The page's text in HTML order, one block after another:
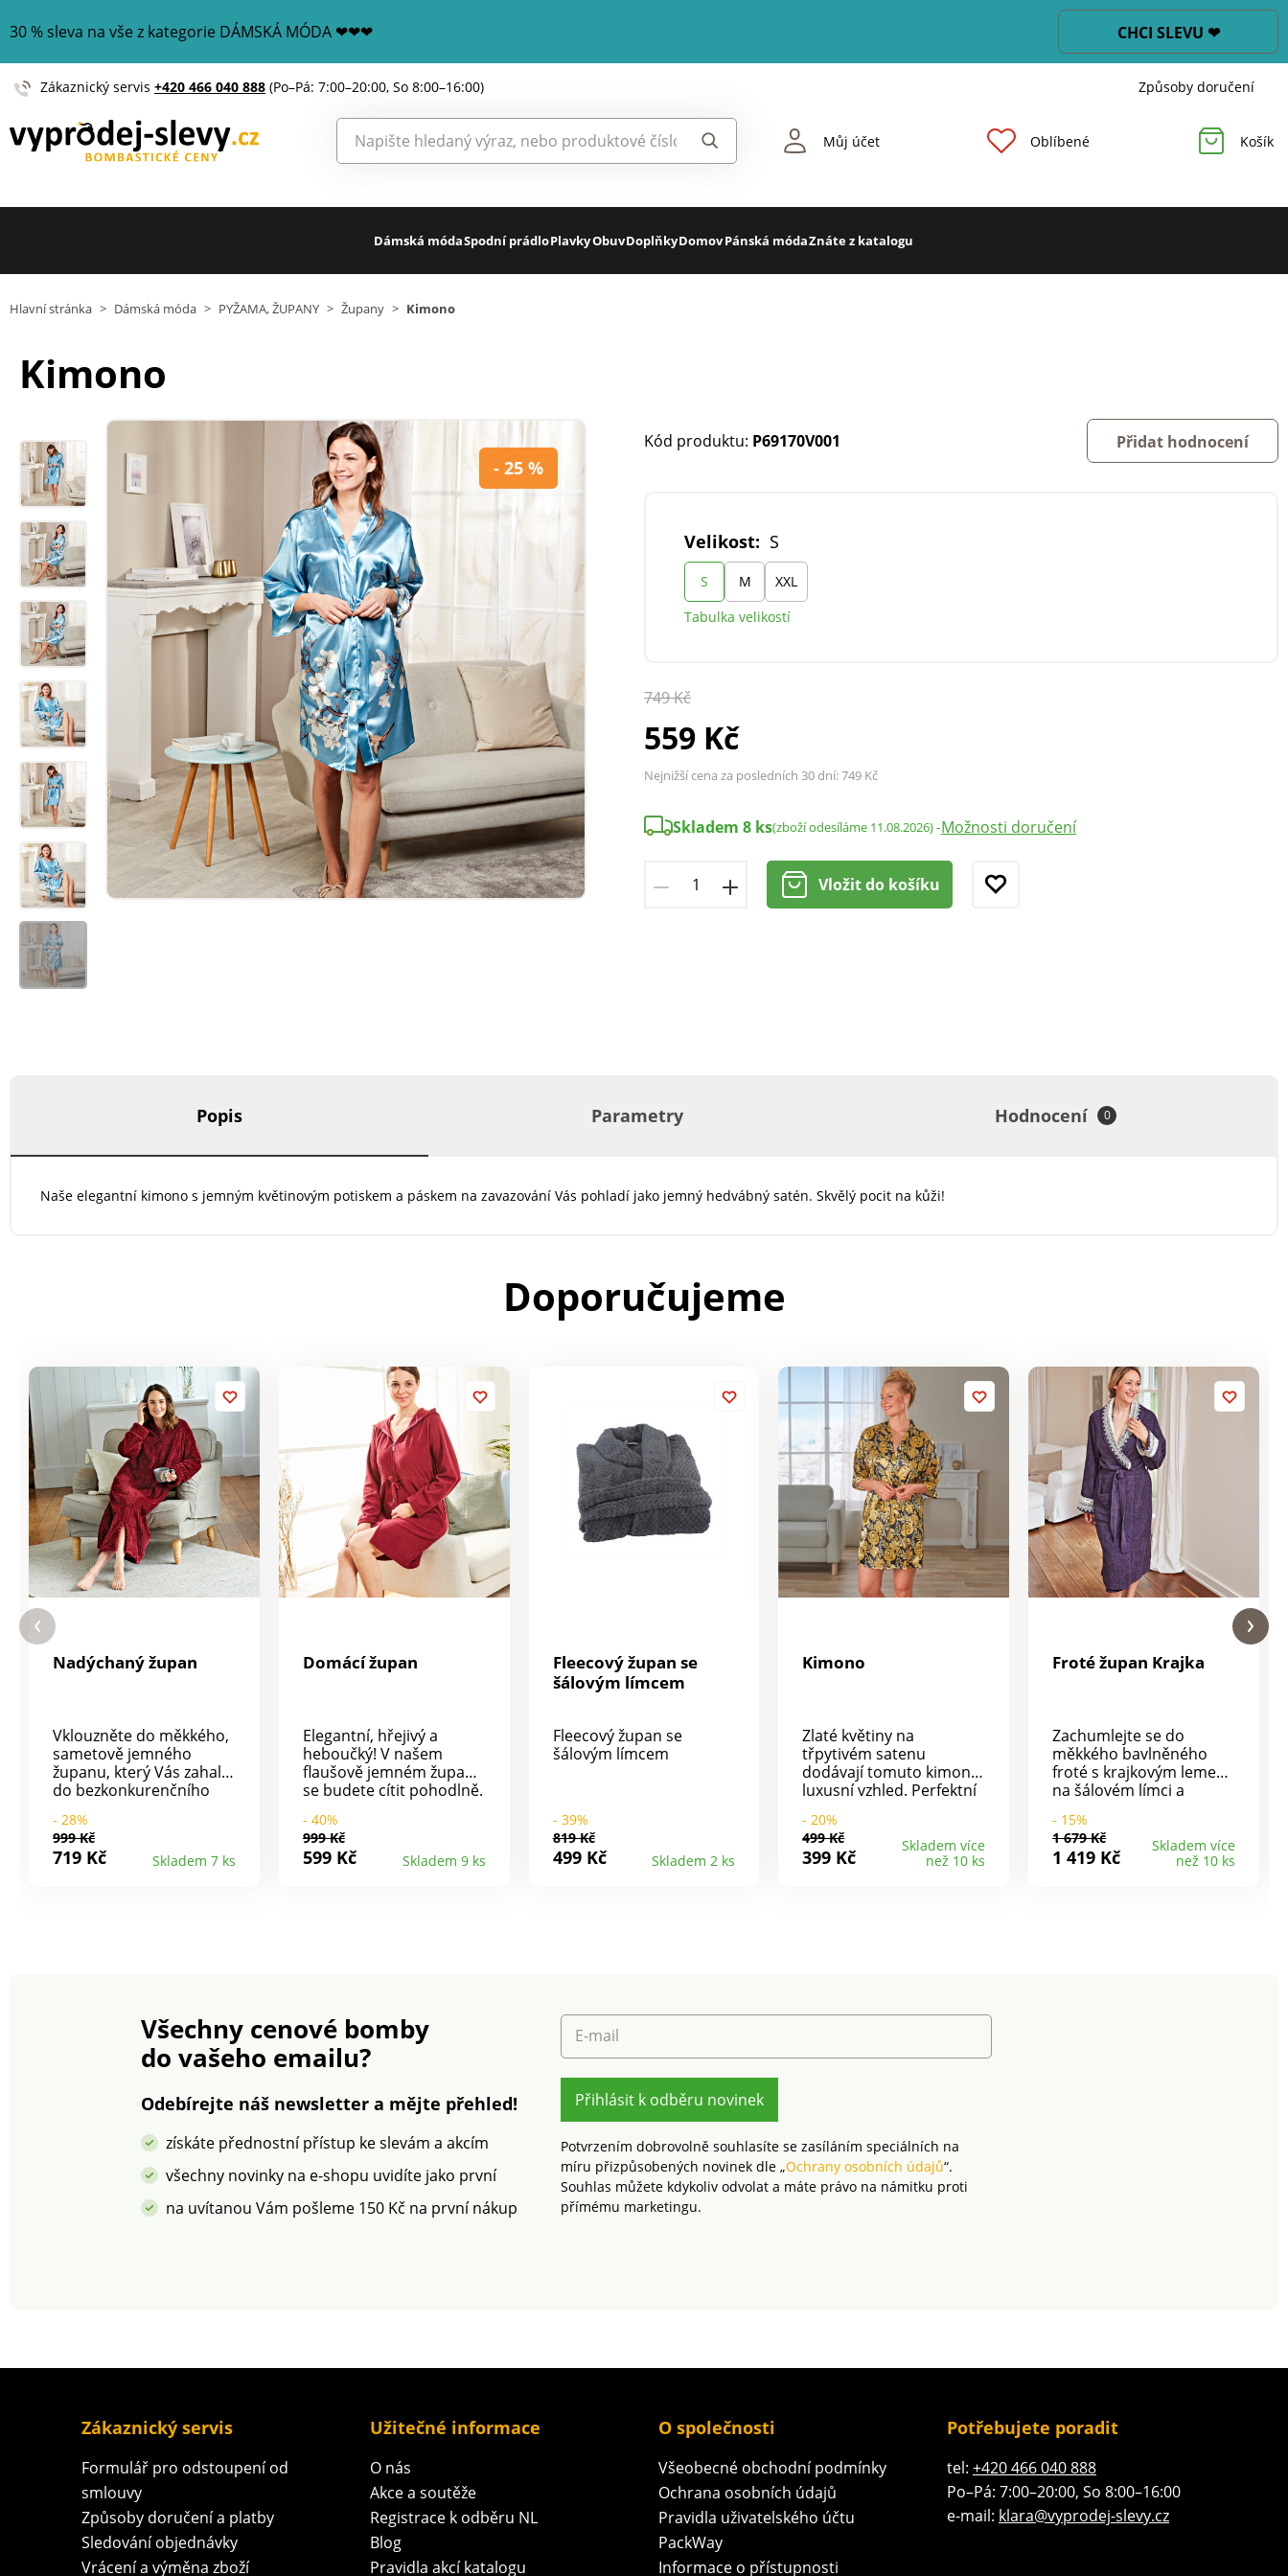
30 % sleva na vše z kategorie DÁMSKÁ MÓDA ❤❤❤ CHCI SLEVU ❤
Zákaznický servis +420 466 040 888 (Po–Pá: 7:00–20:00, So 8:00–16:00) Způsoby doručení
Můj účet Oblíbené Košík
Dámská módaSpodní prádloPlavkyObuvDoplňkyDomovPánská módaZnáte z katalogu
Hlavní stránka > Dámská móda > PYŽAMA, ŽUPANY > Župany > Kimono
Kimono
- 25 %
Kód produktu: P69170V001 Přidat hodnocení
Velikost: S
S M
XXL
Tabulka velikostí
749 Kč
559 Kč
Nejnižší cena za posledních 30 dní:749 Kč
Skladem 8 ks(zboží odesíláme 11.08.2026)-Možnosti doručení
Vložit do košíku
Popis Parametry Hodnocení 0
Naše elegantní kimono s jemným květinovým potiskem a páskem na zavazování Vás pohladí jako jemný hedvábný satén. Skvělý pocit na kůži!
Doporučujeme
Nadýchaný župan
Vklouzněte do měkkého,
sametově jemného
županu, který Vás zahalí
do bezkonkurenčního
prostornými bočními
kapsami. Sametově
měkký. Elegantní délka
- 28%
999 Kč
719 Kč Skladem 7 ks
Domácí župan
Elegantní, hřejivý a
heboučký! V našem
flaušově jemném županu
se budete cítit pohodlně.
na zip, stahovací šňůrka
v pase a kapsy na bocích.
- 40%
999 Kč
599 Kč Skladem 9 ks
Fleecový župan se
šálovým límcem
Fleecový župan se
šálovým límcem
- 39%
819 Kč
499 Kč Skladem 2 ks
Kimono
Zlaté květiny na
třpytivém satenu
dodávají tomuto kimonu
luxusní vzhled. Perfektní
páskem na zavázání.
Elegantní satén. Lesklý
zlatý květinový potisk.
- 20%
499 Kč
399 Kč
Skladem více
než 10 ks
Froté župan Krajka
Zachumlejte se do
měkkého bavlněného
froté s krajkovým lemem
na šálovém límci a
zavázání a kapsou.
- 15%
1 679 Kč
1 419 Kč
Skladem více
než 10 ks
Všechny cenové bomby
do vašeho emailu?
Odebírejte náš newsletter a mějte přehled!
získáte přednostní přístup ke slevám a akcím
všechny novinky na e-shopu uvidíte jako první
na uvítanou Vám pošleme 150 Kč na první nákup
E-mail
Přihlásit k odběru novinek
Potvrzením dobrovolně souhlasíte se zasíláním speciálních na
míru přizpůsobených novinek dle „Ochrany osobních údajů“.
Souhlas můžete kdykoliv odvolat a máte právo na námitku proti
přímému marketingu.
Zákaznický servis
Formulář pro odstoupení od
smlouvy
Způsoby doručení a platby
Sledování objednávky
Vrácení a výměna zboží
Užitečné informace
O nás
Akce a soutěže
Registrace k odběru NL
Blog
Pravidla akcí katalogu
O společnosti
Všeobecné obchodní podmínky
Ochrana osobních údajů
Pravidla uživatelského účtu
PackWay
Informace o přístupnosti
Potřebujete poradit
tel: +420 466 040 888
Po–Pá: 7:00–20:00, So 8:00–16:00
e-mail: klara@vyprodej-slevy.cz